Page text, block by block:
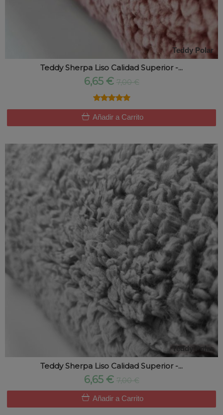
Teddy Polar
Teddy Sherpa Liso Calidad Superior -...
6,65 € 7,00 €
★★★★★
★★★★★
Añadir a Carrito
Teddy Polar
Teddy Sherpa Liso Calidad Superior -...
6,65 € 7,00 €
Añadir a Carrito